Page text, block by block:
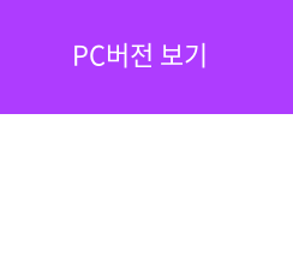
PC버전 보기